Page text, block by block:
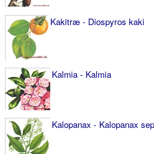
Kakitræ - Diospyros kaki
Kalmia - Kalmia
Kalopanax - Kalopanax